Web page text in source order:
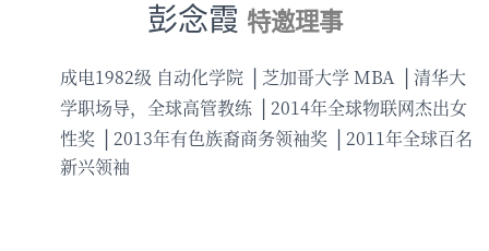
彭念霞 特邀理事
成电1982级 自动化学院 芝加哥大学 MBA
清华大
学职场导，全球高管教练
2014年全球物联网杰出女
性奖
2013年有色族裔商务领袖奖
2011年全球百名
新兴领袖